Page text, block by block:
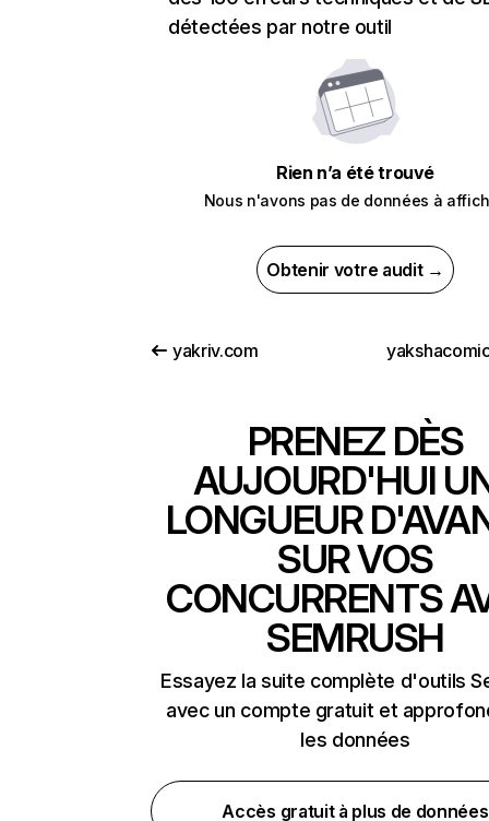
détectées par notre outil
Rien n’a été trouvé
Nous n'avons pas de données à
Obtenir votre audit →
yakriv.com
PRENEZ DÈS
AUJOURD'HUI
LONGUEUR
SUR VOS
CONCURRENTS
SEMRUSH
Essayez la suite complète d'outils
avec un compte gratuit et
les données
Accès gratuit à plus de données